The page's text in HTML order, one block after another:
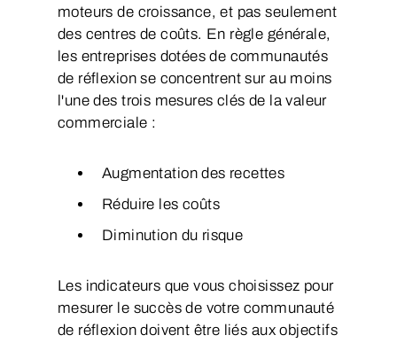
moteurs de croissance, et pas seulement
des centres de coûts. En règle générale,
les entreprises dotées de communautés
de réflexion se concentrent sur au moins
l'une des trois mesures clés de la valeur
commerciale :
Augmentation des recettes
Réduire les coûts
Diminution du risque
Les indicateurs que vous choisissez pour
mesurer le succès de votre communauté
de réflexion doivent être liés aux objectifs